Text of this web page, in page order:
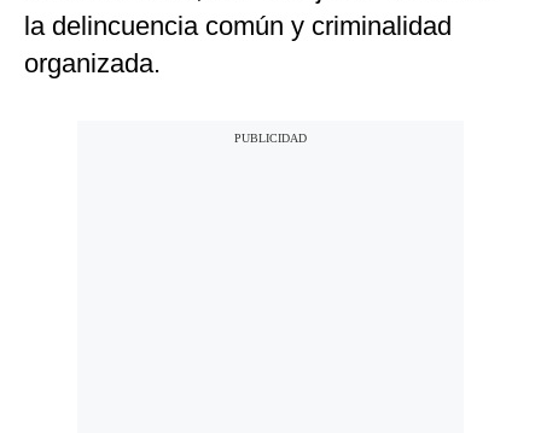
la delincuencia común y criminalidad
organizada.